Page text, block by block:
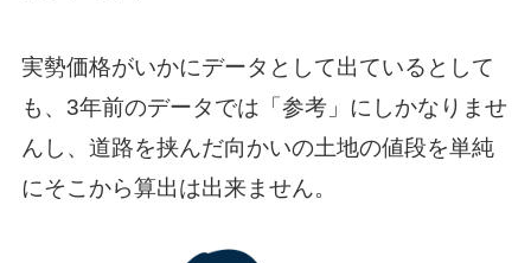
実勢価格がいかにデータとして出ているとして
も、3年前のデータでは「参考」にしかなりませ
んし、道路を挟んだ向かいの土地の値段を単純
にそこから算出は出来ません。